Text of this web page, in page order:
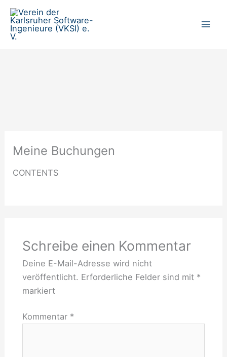
Zum
Inhalt
springen
Meine Buchungen
CONTENTS
Schreibe einen Kommentar
Deine E-Mail-Adresse wird nicht
veröffentlicht. Erforderliche Felder sind mit *
markiert
Kommentar *